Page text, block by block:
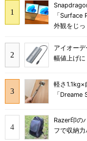
「
外観をじ
アイオー
幅値上げに
軽さ
「
Razer印の
フで収納